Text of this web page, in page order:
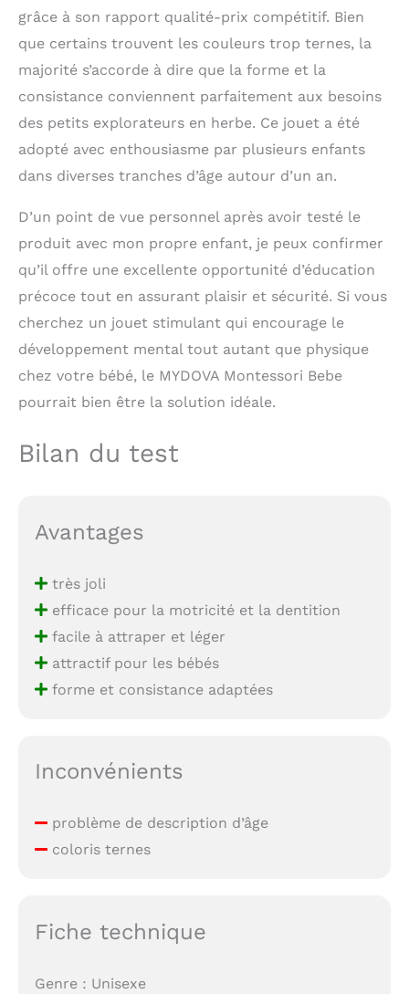
grâce à son rapport qualité-prix compétitif. Bien
que certains trouvent les couleurs trop ternes, la
majorité s’accorde à dire que la forme et la
consistance conviennent parfaitement aux besoins
des petits explorateurs en herbe. Ce jouet a été
adopté avec enthousiasme par plusieurs enfants
dans diverses tranches d’âge autour d’un an.
D’un point de vue personnel après avoir testé le
produit avec mon propre enfant, je peux confirmer
qu’il offre une excellente opportunité d’éducation
précoce tout en assurant plaisir et sécurité. Si vous
cherchez un jouet stimulant qui encourage le
développement mental tout autant que physique
chez votre bébé, le MYDOVA Montessori Bebe
pourrait bien être la solution idéale.
Bilan du test
Avantages
très joli
efficace pour la motricité et la dentition
facile à attraper et léger
attractif pour les bébés
forme et consistance adaptées
Inconvénients
problème de description d’âge
coloris ternes
Fiche technique
Genre : Unisexe